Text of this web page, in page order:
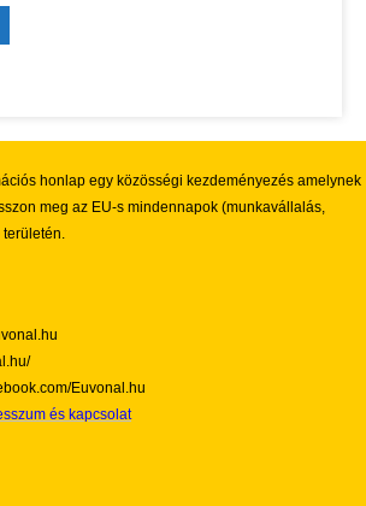
honlap egy közösségi kezdeményezés amelynek
meg az EU-s mindennapok (munkavállalás,
területén.
Euvonal.hu
és kapcsolat